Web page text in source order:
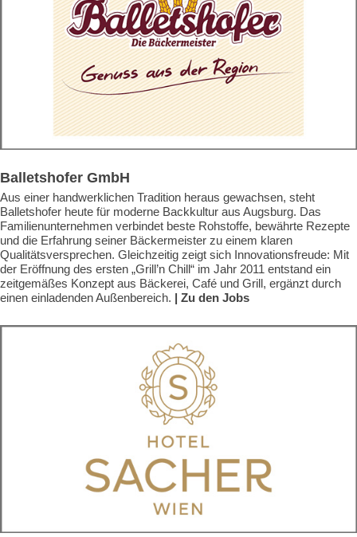
Balletshofer GmbH
Aus einer handwerklichen Tradition heraus gewachsen, steht
Balletshofer heute für moderne Backkultur aus Augsburg. Das
Familienunternehmen verbindet beste Rohstoffe, bewährte Rezepte
und die Erfahrung seiner Bäckermeister zu einem klaren
Qualitätsversprechen. Gleichzeitig zeigt sich Innovationsfreude: Mit
der Eröffnung des ersten „Grill’n Chill“ im Jahr 2011 entstand ein
zeitgemäßes Konzept aus Bäckerei, Café und Grill, ergänzt durch
einen einladenden Außenbereich. | Zu den Jobs